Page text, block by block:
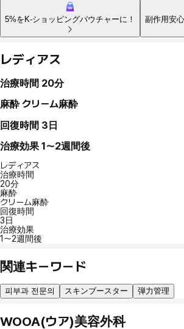
5%をK-ショッピングバウチャーに！ 副作用安
レディアス
治療時間 20分
麻酔 クリーム麻酔
回復時間 3日
治療効果 1～2週間後
レディアス
治療時間
20分
麻酔
クリーム麻酔
回復時間
3日
治療効果
1～2週間後
関連キーワード
피부과 전문의 スキンブースター 弾力管理
WOOA(ウア)美容外科